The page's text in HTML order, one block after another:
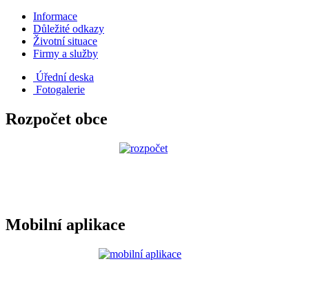
Informace
Důležité odkazy
Životní situace
Firmy a služby
Úřední deska
Fotogalerie
Rozpočet obce
Mobilní aplikace